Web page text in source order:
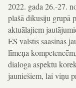
2022. gada 26.-27.
plašā dikusiju grupā
aktuālajiem
ES valstīs saasinās
līmeņa
dialoga aspektu
jauniešiem, lai viņu